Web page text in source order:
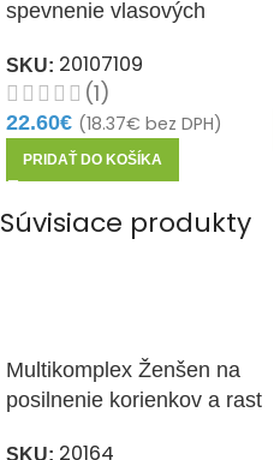
spevnenie vlasových
SKU: 20107109
(1)
22.60€ (18.37€ bez DPH)
PRIDAŤ DO KOŠÍKA
Súvisiace produkty
Multikomplex Ženšen na
posilnenie korienkov a rast
SKU: 20164